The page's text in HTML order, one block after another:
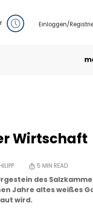
Einloggen/
Wirtschaft
5 MIN READ
des
Jahre altes weißes
wird.